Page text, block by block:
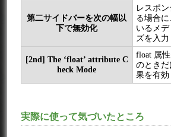
第二サイドバーを次の幅以
下で無効化
レスポ
る場合に
いるメ
ズを入力
[2nd] The ‘float’ attribute C
heck Mode
float 属
のときだ
果を有効
実際に使って気づいたところ